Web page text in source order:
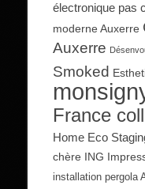
électronique pas
moderne Auxerre
Auxerre
Smoked
France
Home Eco
chère ING
installation pergola